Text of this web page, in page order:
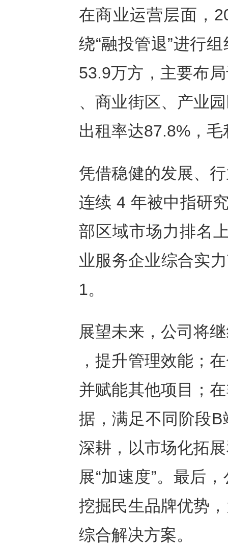
在商业运营层面，
绕“融投管退”进行
53.9万方，主要布
、商业街区、产业
出租率达87.8%，
凭借稳健的发展、
连续 4 年被中指研
部区域市场力排名
业服务企业综合实
1。
展望未来，公司将
，提升管理效能；
并赋能其他项目；
据，满足不同阶段
深耕，以市场化拓
展“加速度”。最后
挖掘民生品牌优势
综合解决方案。